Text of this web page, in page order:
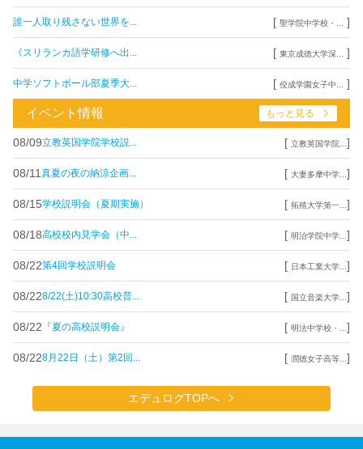
誰一人取り残さない世界を... [ 聖学院中学校・... ]
《スリランカ語学研修へ出... [ 東京成徳大学深... ]
中学ソフトボール部夏季大... [ 佼成学園女子中... ]
イベント情報 もっと見る
08/09立教英国学院学校説... [ 立教英国学院... ]
08/11 真夏の夜の納涼企画... [ 大妻多摩中学... ]
08/15学校説明会（夏期実施） [ 拓殖大学第一... ]
08/18高校校内見学会（中... [ 明治学院中学... ]
08/22第4回学校説明会 [ 日本工業大学... ]
08/228/22(土)10:30高校普... [ 国立音楽大学... ]
08/22 『夏の高校説明会』 [ 明法中学校・... ]
08/228月22日（土）第2回... [ 潤徳女子高等... ]
エデュログTOPへ